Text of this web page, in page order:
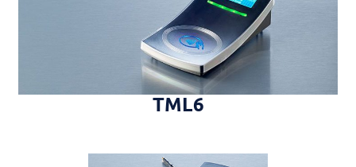
TML6